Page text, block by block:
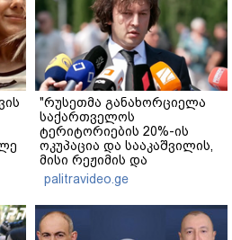
"რუსეთმა განახორციელა
საქართველოს
ტერიტორიების 20%-ის
ოკუპაცია და სააკაშვილის,
მისი რეჟიმის და
"ნაცმოძრაობის" ღალატი
ვერანაირად ვერ
გადაფარავს ამ
დანაშაულს" - ირაკლი
კობახიძე
palitravideo.ge